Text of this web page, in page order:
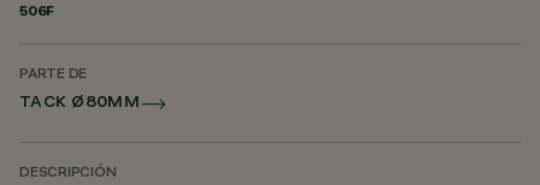
506F
PARTE DE
TACK Ø80MM
DESCRIPCIÓN